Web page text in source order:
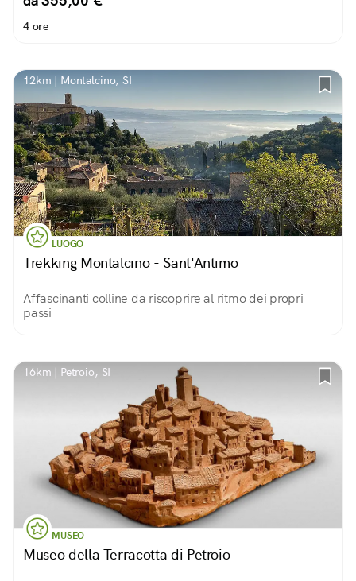
4 ore
12km | Montalcino, SI
LUOGO
Trekking Montalcino - Sant'Antimo
Affascinanti colline da riscoprire al ritmo dei propri
passi
16km | Petroio, SI
MUSEO
Museo della Terracotta di Petroio